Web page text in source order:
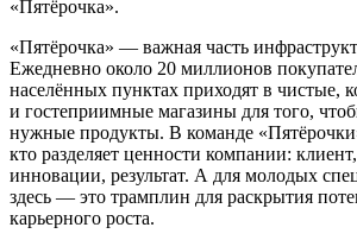
«Пятёрочка».
«Пятёрочка» — важная часть
Ежедневно около 20 миллионов
населённых пунктах приходят в чистые,
и гостеприимные магазины для того,
нужные продукты. В команде
кто разделяет ценности компании:
инновации, результат. А для молодых
здесь — это трамплин для раскрытия
карьерного роста.